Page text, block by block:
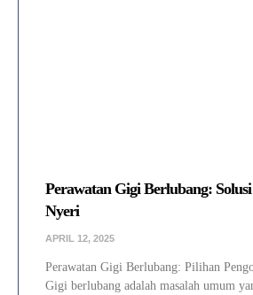
Perawatan Gigi Berlubang:
Nyeri
APRIL 12, 2025
Perawatan Gigi Berlubang: Pilihan
Gigi berlubang adalah masalah umum